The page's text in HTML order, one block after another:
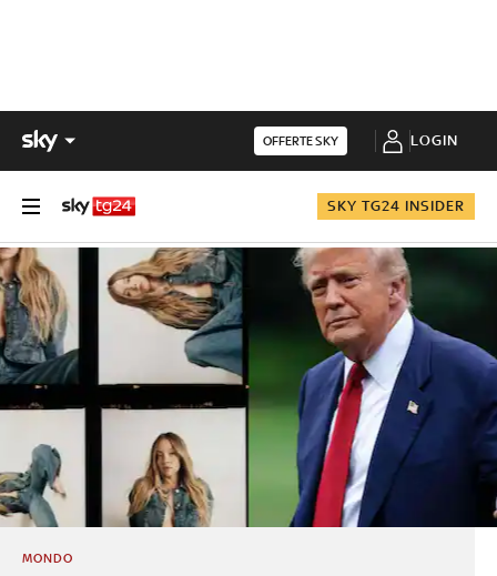
OFFERTE SKY LOGIN
SKY TG24 INSIDER
MONDO